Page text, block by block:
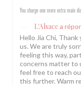
You charge one more extra main
L'Alsace a
Hello Jia Chi,
us. We are truly
feeling this way,
concerns matter to
feel free to reach
this further. Warm